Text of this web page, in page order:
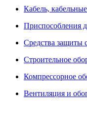
Кабель,
Приспособления
Средства защиты
Строительное
Компрессорное
Вентиляция и